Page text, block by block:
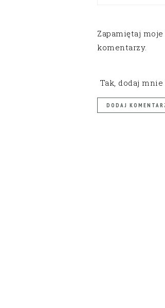
Zapamiętaj
komentarzy.
Tak, dodaj